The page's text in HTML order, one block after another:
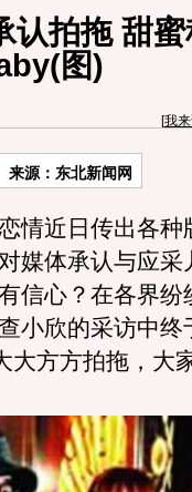
认拍拖 甜
图)
[我
来源：东北新闻网
近日传出各种
媒体承认与应采
信心？在各界纷
小欣的采访中终
大方方拍拖，大